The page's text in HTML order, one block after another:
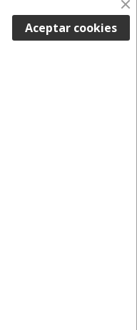
Aceptar cookies